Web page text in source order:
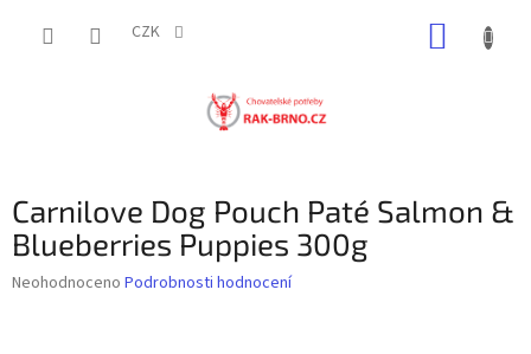
CZK
Carnilove Dog Pouch Paté Salmon &
Blueberries Puppies 300g
Průměrné
Neohodnoceno Podrobnosti hodnocení